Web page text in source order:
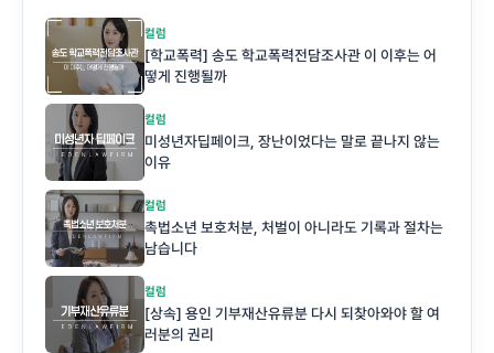
컬럼
[학교폭력] 송도 학교폭력전담조사관 이 이후는 어
떻게 진행될까
컬럼
미성년자딥페이크, 장난이었다는 말로 끝나지 않는
이유
컬럼
촉법소년 보호처분, 처벌이 아니라도 기록과 절차는
남습니다
컬럼
[상속] 용인 기부재산유류분 다시 되찾아와야 할 여
러분의 권리